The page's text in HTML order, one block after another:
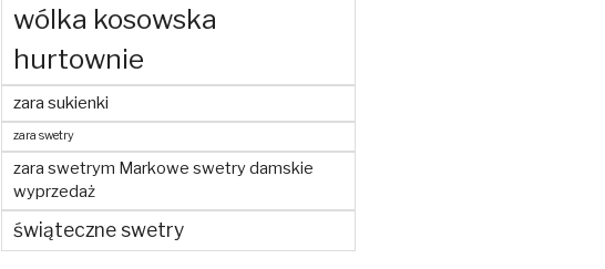
wólka kosowska
hurtownie
zara sukienki
zara swetry
zara swetrym Markowe swetry damskie
wyprzedaż
świąteczne swetry